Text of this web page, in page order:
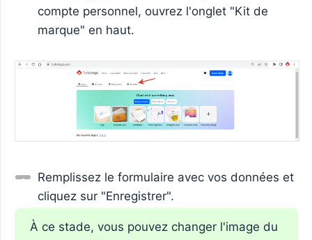
compte personnel, ouvrez l'onglet "Kit de
marque" en haut.
Remplissez le formulaire avec vos données et
cliquez sur "Enregistrer".
À ce stade, vous pouvez changer l'image du